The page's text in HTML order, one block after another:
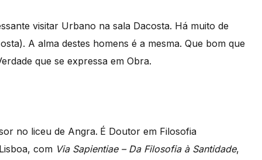
visitar Urbano na sala Dacosta. Há muito de
A alma destes homens é a mesma. Que bom que
que se expressa em Obra.
no liceu de Angra. É Doutor em Filosofia
com Via Sapientiae – Da Filosofia à Santidade,